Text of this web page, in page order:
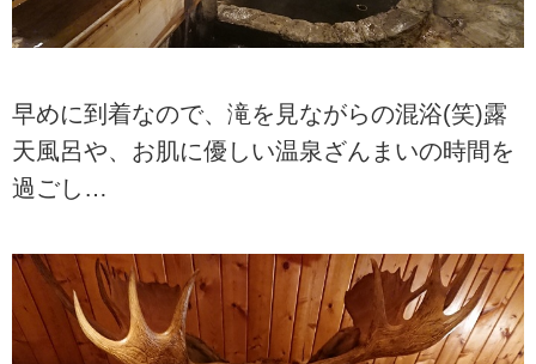
早めに到着なので、滝を見ながらの混浴(笑)露
天風呂や、お肌に優しい温泉ざんまいの時間を
過ごし…